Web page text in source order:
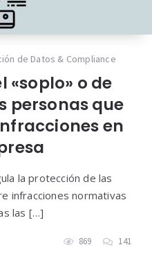
de Datos & Compliance
«soplo» o de
personas que
en
la protección de las
infracciones normativas
las […]
869 141